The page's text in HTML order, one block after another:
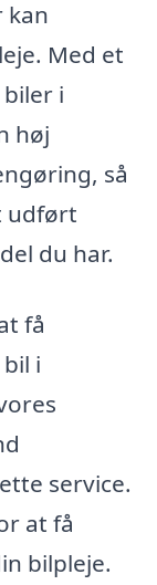
kan
Med et
i
høj
så
udført
du har.
få
i
service.
at få
bilpleje.